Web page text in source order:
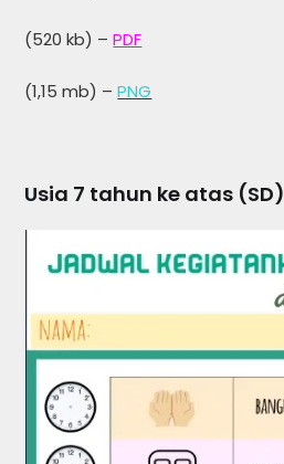
(520 kb) – PDF
(1,15 mb) –PNG
Usia 7 tahun ke atas (SD)